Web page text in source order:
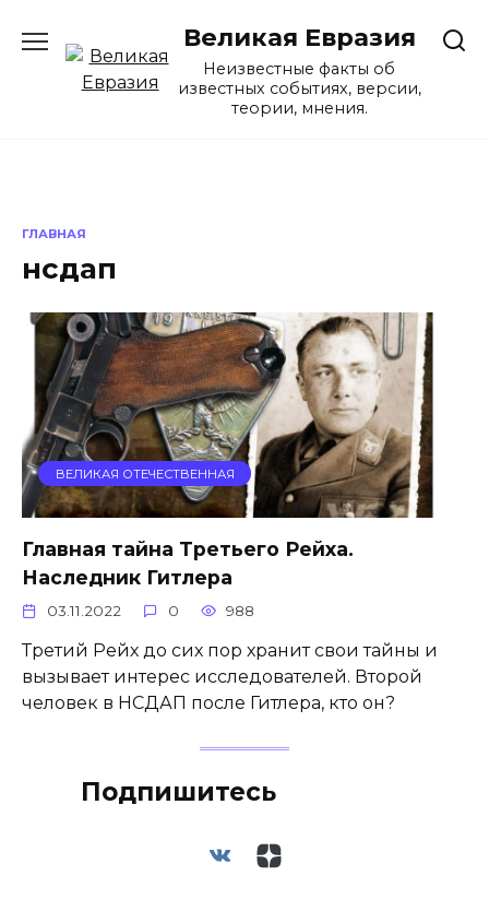
содержанию
Великая Евразия
Неизвестные факты об
известных событиях, версии,
теории, мнения.
ГЛАВНАЯ
нсдап
ВЕЛИКАЯ ОТЕЧЕСТВЕННАЯ
Главная тайна Третьего Рейха.
Наследник Гитлера
03.11.2022 0 988
Третий Рейх до сих пор хранит свои тайны и
вызывает интерес исследователей. Второй
человек в НСДАП после Гитлера, кто он?
Подпишитесь